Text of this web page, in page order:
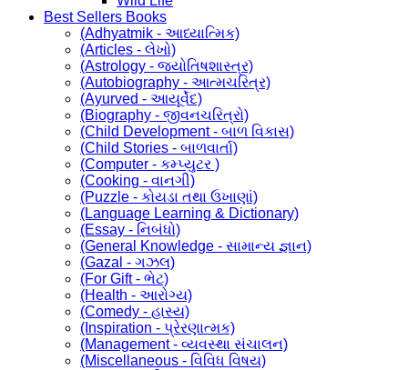
Best Sellers Books
(Adhyatmik - આધ્યાત્મિક)
(Articles - લેખો)
(Astrology - જ્યોતિષશાસ્ત્ર)
(Autobiography - આત્મચરિત્ર)
(Ayurved - આયૂર્વેદ)
(Biography - જીવનચરિત્રો)
(Child Development - બાળ વિકાસ)
(Child Stories - બાળવાર્તા)
(Computer - કમ્પ્યુટર )
(Cooking - વાનગી)
(Puzzle - કોયડા તથા ઉખાણાં)
(Language Learning & Dictionary)
(Essay - નિબંધો)
(General Knowledge - સામાન્ય જ્ઞાન)
(Gazal - ગઝલ)
(For Gift - ભેટ)
(Health - આરોગ્ય)
(Comedy - હાસ્ય)
(Inspiration - પ્રેરણાત્મક)
(Management - વ્યવસ્થા સંચાલન)
(Miscellaneous - વિવિધ વિષય)